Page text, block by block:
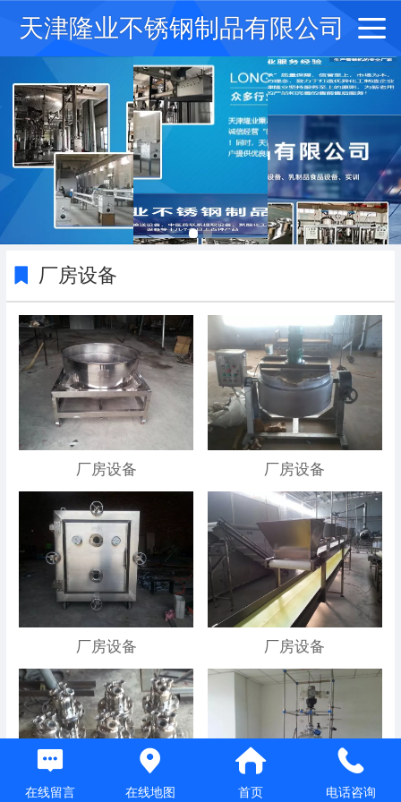
天津隆业不锈钢制品有限公司
厂房设备
厂房设备 厂房设备
厂房设备 厂房设备
在线留言 在线地图 首页 电话咨询